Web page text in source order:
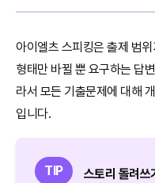
아이엘츠 스피킹은 출제 범
형태만 바뀔 뿐 요구하는 답
라서 모든 기출문제에 대해
입니다.
TIP 스토리 돌려쓰